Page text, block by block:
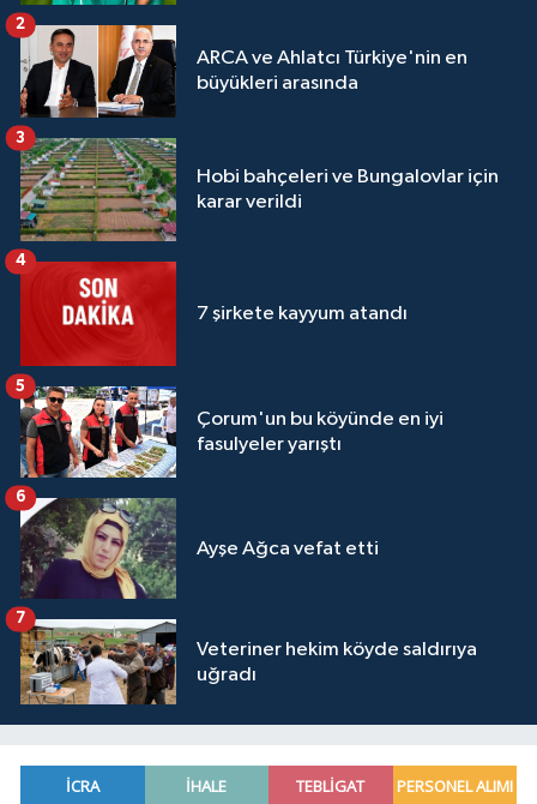
ARCA ve Ahlatcı Türkiye'nin en
büyükleri arasında
2
Hobi bahçeleri ve Bungalovlar için
karar verildi
3
7 şirkete kayyum atandı
4
Çorum'un bu köyünde en iyi
fasulyeler yarıştı
5
Ayşe Ağca vefat etti
6
Veteriner hekim köyde saldırıya
uğradı
7